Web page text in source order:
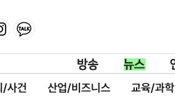
/사건 산업/비즈니스 교육/과학